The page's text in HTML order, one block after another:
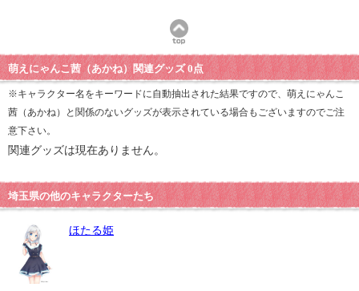
萌えにゃんこ茜（あかね）関連グッズ 0点
※キャラクター名をキーワードに自動抽出された結果ですので、萌えにゃんこ
茜（あかね）と関係のないグッズが表示されている場合もございますのでご注
意下さい。
関連グッズは現在ありません。
埼玉県の他のキャラクターたち
ほたる姫